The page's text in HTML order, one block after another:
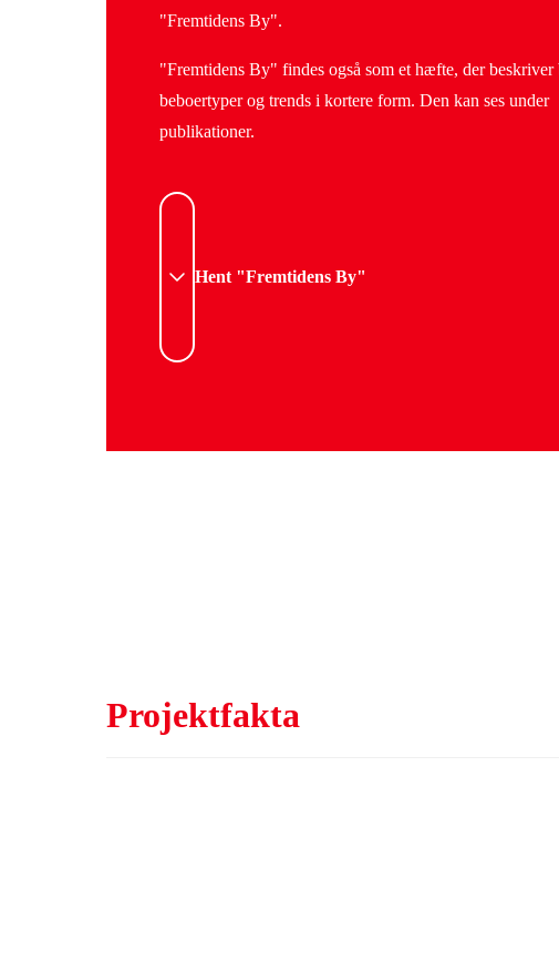
"Fremtidens By".
"Fremtidens By" findes også som et hæfte, der beskriver
beboertyper og trends i kortere form. Den kan ses under
publikationer.
Hent "Fremtidens By"
Projektfakta